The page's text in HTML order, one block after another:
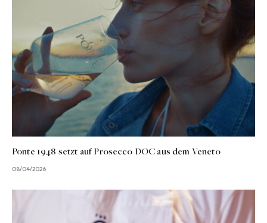
Ponte 1948 setzt auf Prosecco DOC aus dem Veneto
08/04/2026